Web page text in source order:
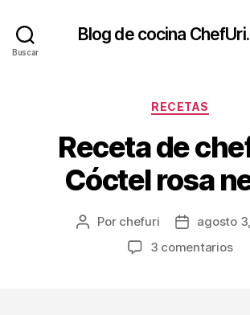
Buscar
Blog de cocina
Categorías
RECETAS
Receta de
Cóctel rosa
Autor
Por chefuri
Fechaagosto
3 comentariosen